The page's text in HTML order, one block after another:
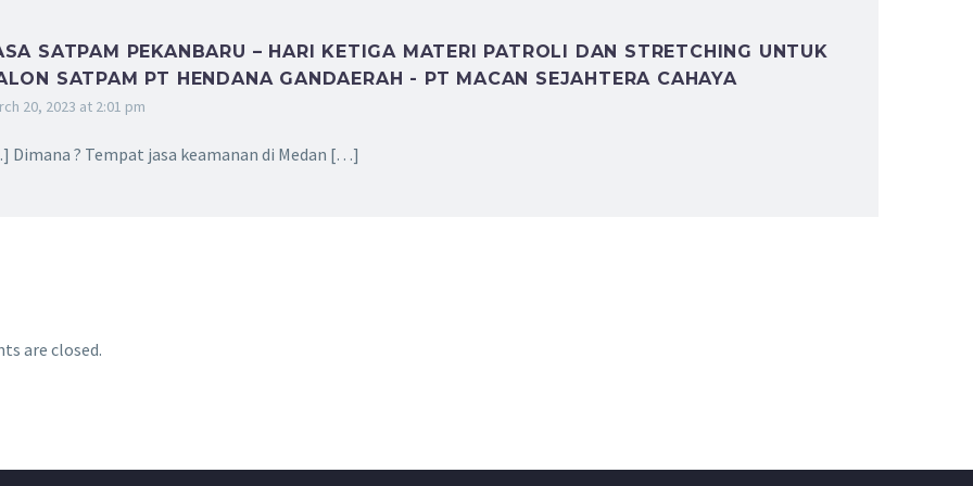
SATPAM PEKANBARU – HARI KETIGA MATERI PATROLI DAN STRETCHING UNTUK
SATPAM PT HENDANA GANDAERAH - PT MACAN SEJAHTERA CAHAYA
20, 2023 at 2:01 pm
Dimana ? Tempat jasa keamanan di Medan […]
are closed.